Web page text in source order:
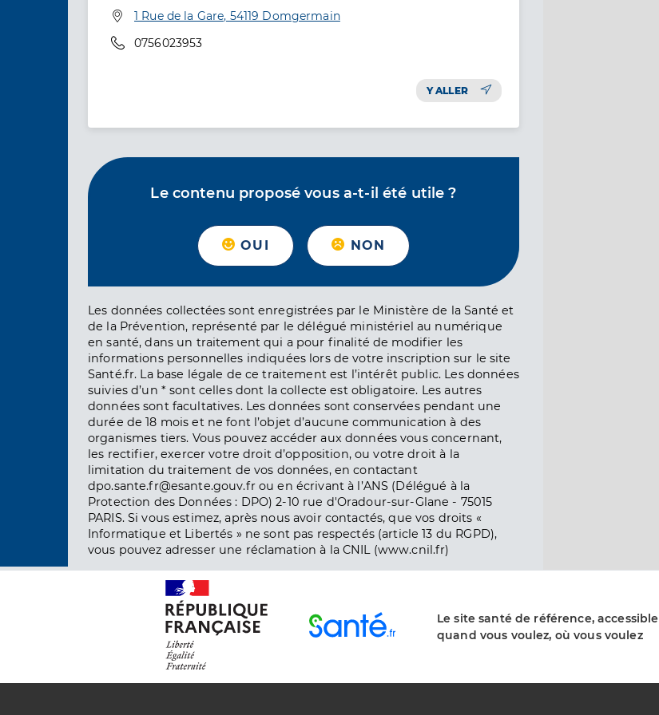
Adresse
1 Rue de la Gare, 54119 Domgermain
Téléphone
0756023953
Y ALLER
Le contenu proposé vous a-t-il été utile ?
OUI NON
Les données collectées sont enregistrées par le Ministère de la Santé et
de la Prévention, représenté par le délégué ministériel au numérique
en santé, dans un traitement qui a pour finalité de modifier les
informations personnelles indiquées lors de votre inscription sur le site
Santé.fr. La base légale de ce traitement est l’intérêt public. Les données
suivies d’un * sont celles dont la collecte est obligatoire. Les autres
données sont facultatives. Les données sont conservées pendant une
durée de 18 mois et ne font l’objet d’aucune communication à des
organismes tiers. Vous pouvez accéder aux données vous concernant,
les rectifier, exercer votre droit d’opposition, ou votre droit à la
limitation du traitement de vos données, en contactant
dpo.sante.fr@esante.gouv.fr ou en écrivant à l’ANS (Délégué à la
Protection des Données : DPO) 2-10 rue d'Oradour-sur-Glane - 75015
PARIS. Si vous estimez, après nous avoir contactés, que vos droits «
Informatique et Libertés » ne sont pas respectés (article 13 du RGPD),
vous pouvez adresser une réclamation à la CNIL (www.cnil.fr)
Le site santé de référence, accessible
quand vous voulez, où vous voulez